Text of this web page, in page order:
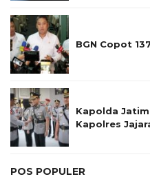
BGN Copot
Kapolda
Kapolres
POS POPULER